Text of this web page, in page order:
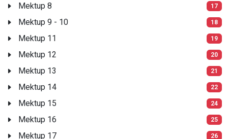
Mektup 8 17
Mektup 9 - 10 18
Mektup 11 19
Mektup 12 20
Mektup 13 21
Mektup 14 22
Mektup 15 24
Mektup 16 25
Mektup 17 26